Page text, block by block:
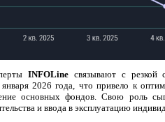
INFOLineсвязывают с резкой
января 2026 года, что привело к
основных фондов. Свою роль
и ввода в эксплуатацию